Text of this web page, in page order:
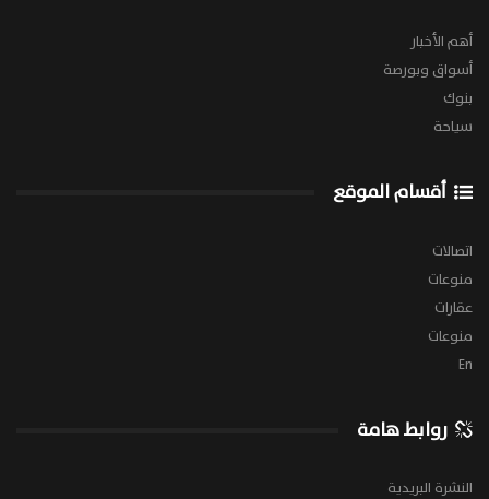
أهم الأخبار
أسواق وبورصة
بنوك
سياحة
أقسام الموقع
اتصالات
منوعات
عقارات
منوعات
En
روابط هامة
النشرة البريدية